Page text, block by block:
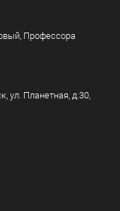
Профессора
ул. Планетная, д.30,